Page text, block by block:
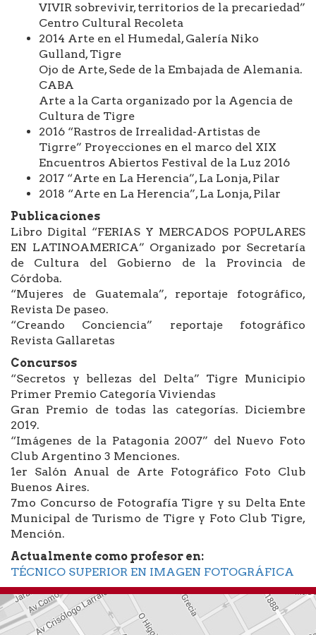
VIVIR sobrevivir, territorios de la precariedad”
Centro Cultural Recoleta
2014 Arte en el Humedal, Galería Niko
Gulland, Tigre
Ojo de Arte, Sede de la Embajada de Alemania.
CABA
Arte a la Carta organizado por la Agencia de
Cultura de Tigre
2016 “Rastros de Irrealidad-Artistas de
Tigrre” Proyecciones en el marco del XIX
Encuentros Abiertos Festival de la Luz 2016
2017 “Arte en La Herencia”, La Lonja, Pilar
2018 “Arte en La Herencia”, La Lonja, Pilar
Publicaciones
Libro Digital “FERIAS Y MERCADOS POPULARES
EN LATINOAMERICA” Organizado por Secretaría
de Cultura del Gobierno de la Provincia de
Córdoba.
“Mujeres de Guatemala”, reportaje fotográfico,
Revista De paseo.
“Creando Conciencia” reportaje fotográfico
Revista Gallaretas
Concursos
“Secretos y bellezas del Delta” Tigre Municipio
Primer Premio Categoría Viviendas
Gran Premio de todas las categorías. Diciembre
2019.
“Imágenes de la Patagonia 2007” del Nuevo Foto
Club Argentino 3 Menciones.
1er Salón Anual de Arte Fotográfico Foto Club
Buenos Aires.
7mo Concurso de Fotografía Tigre y su Delta Ente
Municipal de Turismo de Tigre y Foto Club Tigre,
Mención.
Actualmente como profesor en:
TÉCNICO SUPERIOR EN IMAGEN FOTOGRÁFICA